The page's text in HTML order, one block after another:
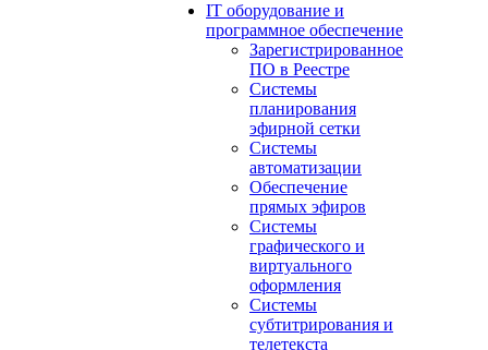
IT оборудование и
программное обеспечение
Зарегистрированное
ПО в Реестре
Системы
планирования
эфирной сетки
Системы
автоматизации
Обеспечение
прямых эфиров
Системы
графического и
виртуального
оформления
Системы
субтитрирования и
телетекста